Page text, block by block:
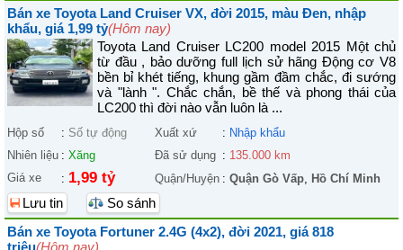
Bán xe Toyota Land Cruiser VX, đời 2015, màu Đen, nhập
khẩu, giá 1,99 tỷ(Hôm nay)
Toyota Land Cruiser LC200 model 2015 Một chủ
từ đầu , bảo dưỡng full lịch sử hãng Động cơ V8
bền bỉ khét tiếng, khung gầm đầm chắc, đi sướng
và "lành ". Chắc chắn, bề thế và phong thái của
LC200 thì đời nào vẫn luôn là ...
Hộp số : Số tự động Xuất xứ : Nhập khẩu
Nhiên liệu : Xăng Đã sử dụng : 135.000 km
Giá xe
: 1,99 tỷ Quận/Huyện : Quận Gò Vấp, Hồ Chí Minh
Lưu tin
So sánh
Bán xe Toyota Fortuner 2.4G (4x2), đời 2021, giá 818
triệu(Hôm nay)